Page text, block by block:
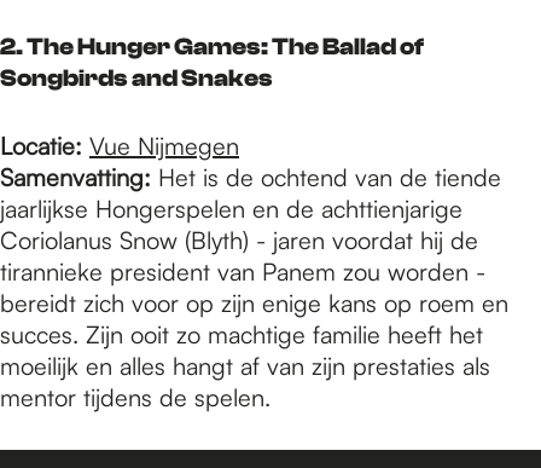
2. The Hunger Games: The Ballad of
Songbirds and Snakes
Locatie: Vue Nijmegen
Samenvatting: Het is de ochtend van de tiende
jaarlijkse Hongerspelen en de achttienjarige
Coriolanus Snow (Blyth) - jaren voordat hij de
tirannieke president van Panem zou worden -
bereidt zich voor op zijn enige kans op roem en
succes. Zijn ooit zo machtige familie heeft het
moeilijk en alles hangt af van zijn prestaties als
mentor tijdens de spelen.